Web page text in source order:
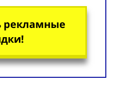
рекламные